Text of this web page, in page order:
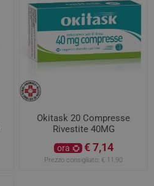
Okitask 20 Compresse
Rivestite 40MG
ora € 7,14
Prezzo consigliato: € 11,90